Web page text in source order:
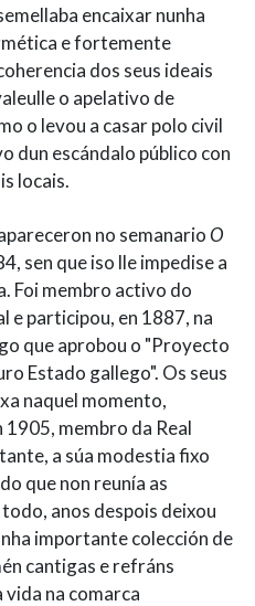
encaixar nunha
e fortemente
dos seus ideais
o apelativo de
o levou a casar polo civil
dun escándalo público con
locais.
no semanarioO
sen que iso lle impedise a
Foi membro activo do
e participou, en 1887, na
que aprobou o "Proyecto
Estado gallego". Os seus
naquel momento,
membro da Real
a súa modestia fixo
que non reunía as
anos despois deixou
importante colección de
cantigas e refráns
vida na comarca